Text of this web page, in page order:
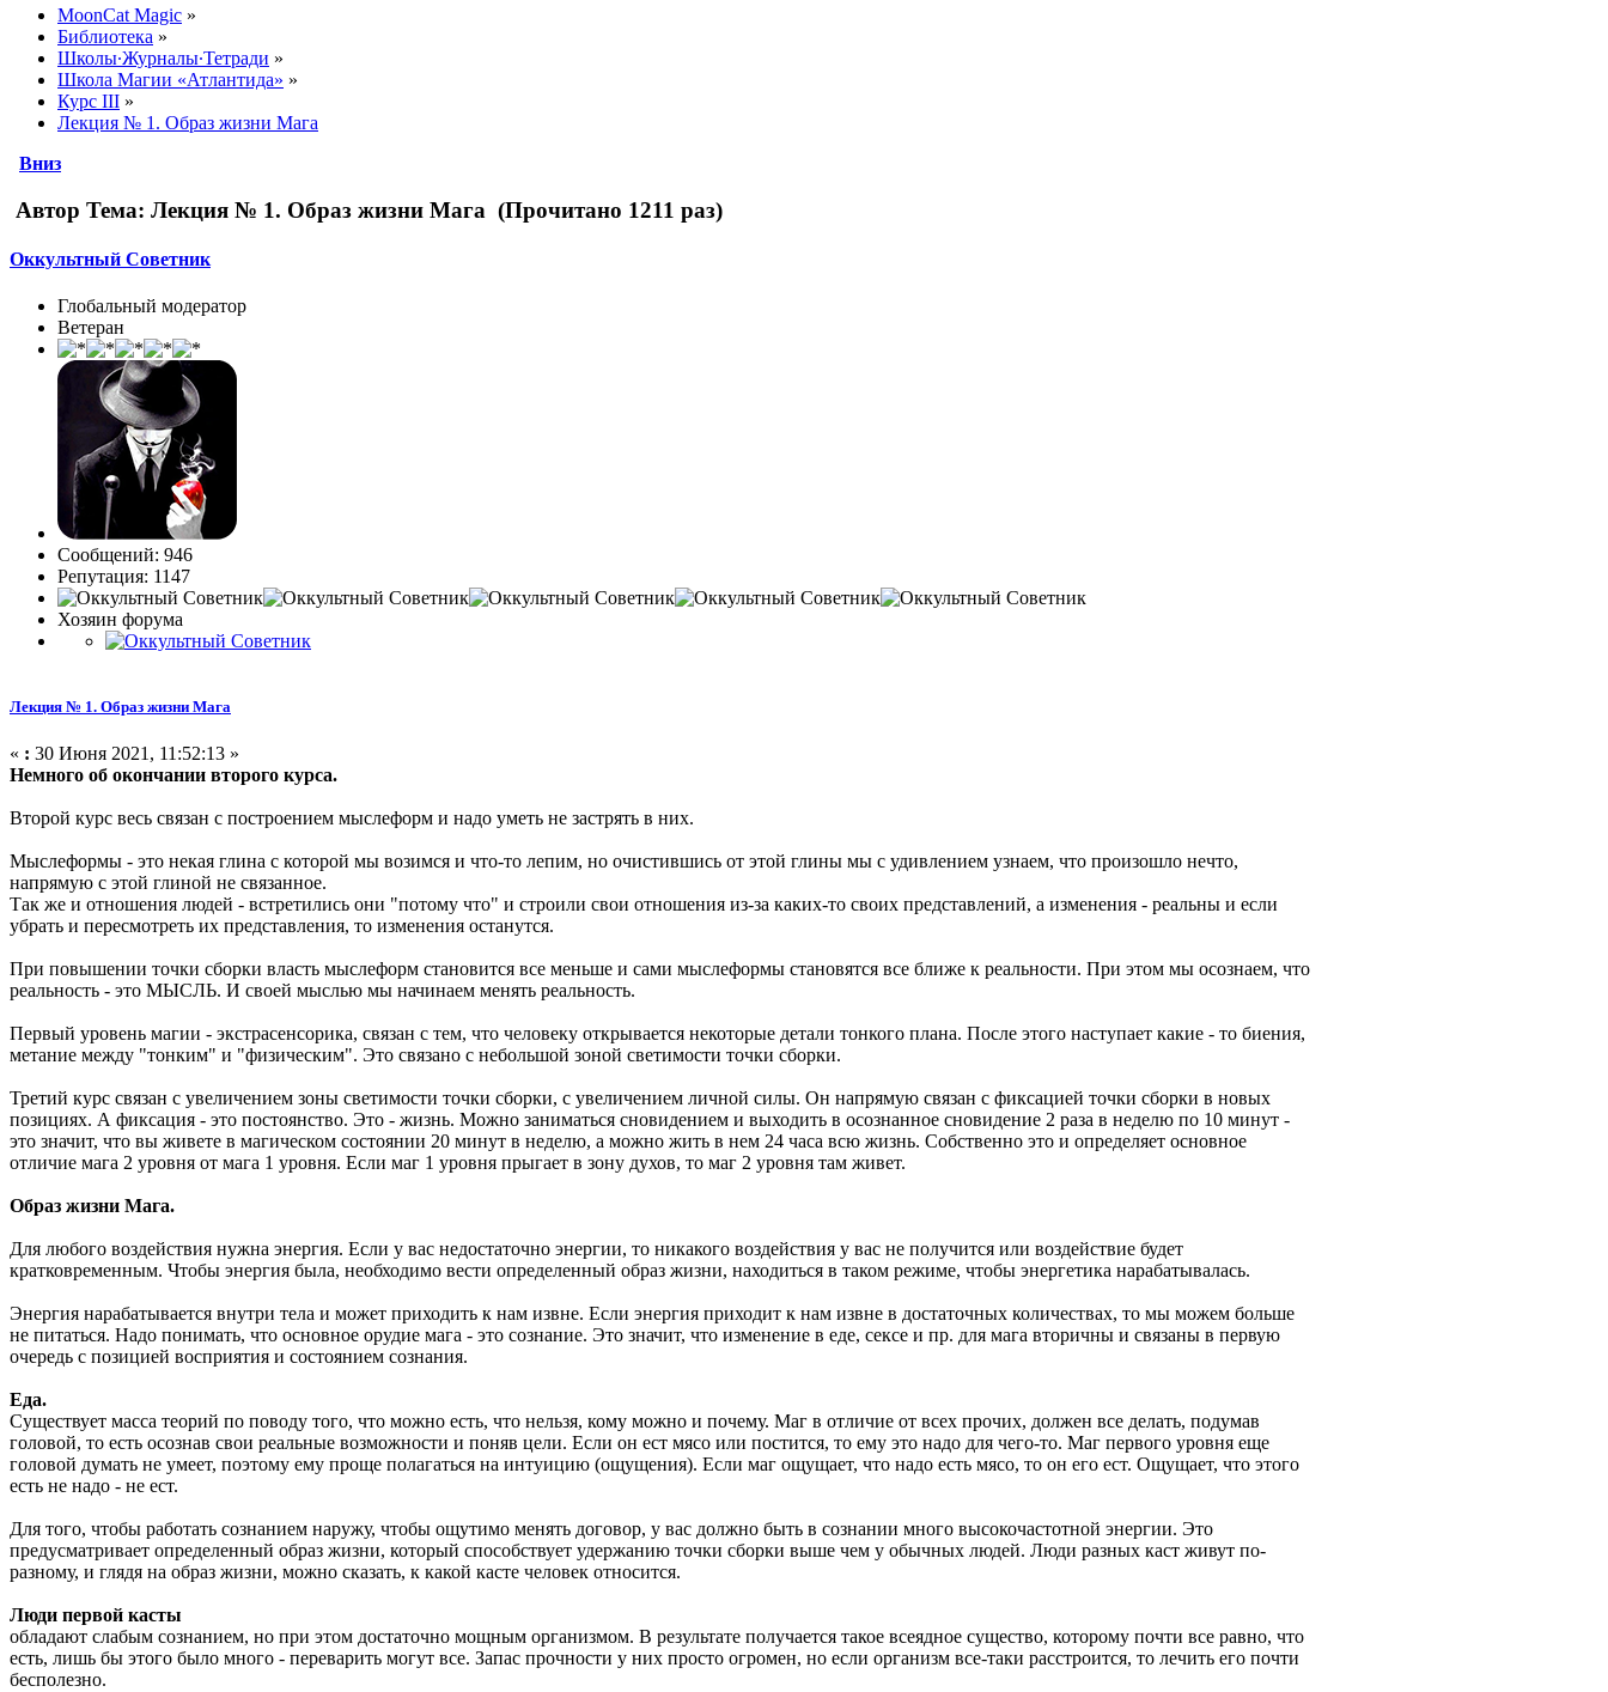
MoonCat Magic »
Библиотека »
Школы∙Журналы∙Тетради »
Школа Магии «Атлантида» »
Курс III »
Лекция № 1. Образ жизни Мага
Вниз
Автор Тема: Лекция № 1. Образ жизни Мага (Прочитано 1211 раз)
Оккультный Советник
Глобальный модератор
Ветеран
Сообщений: 946
Репутация: 1147
Хозяин форума
Лекция № 1. Образ жизни Мага
« : 30 Июня 2021, 11:52:13 »
Немного об окончании второго курса.
Второй курс весь связан с построением мыслеформ и надо уметь не застрять в них.
Мыслеформы - это некая глина с которой мы возимся и что-то лепим, но очистившись от этой глины мы с удивлением узнаем, что произошло нечто,
напрямую с этой глиной не связанное.
Так же и отношения людей - встретились они "потому что" и строили свои отношения из-за каких-то своих представлений, а изменения - реальны и если
убрать и пересмотреть их представления, то изменения останутся.
При повышении точки сборки власть мыслеформ становится все меньше и сами мыслеформы становятся все ближе к реальности. При этом мы осознаем, что
реальность - это МЫСЛЬ. И своей мыслью мы начинаем менять реальность.
Первый уровень магии - экстрасенсорика, связан с тем, что человеку открывается некоторые детали тонкого плана. После этого наступает какие - то биения,
метание между "тонким" и "физическим". Это связано с небольшой зоной светимости точки сборки.
Третий курс связан с увеличением зоны светимости точки сборки, с увеличением личной силы. Он напрямую связан с фиксацией точки сборки в новых
позициях. А фиксация - это постоянство. Это - жизнь. Можно заниматься сновидением и выходить в осознанное сновидение 2 раза в неделю по 10 минут -
это значит, что вы живете в магическом состоянии 20 минут в неделю, а можно жить в нем 24 часа всю жизнь. Собственно это и определяет основное
отличие мага 2 уровня от мага 1 уровня. Если маг 1 уровня прыгает в зону духов, то маг 2 уровня там живет.
Образ жизни Мага.
Для любого воздействия нужна энергия. Если у вас недостаточно энергии, то никакого воздействия у вас не получится или воздействие будет
кратковременным. Чтобы энергия была, необходимо вести определенный образ жизни, находиться в таком режиме, чтобы энергетика нарабатывалась.
Энергия нарабатывается внутри тела и может приходить к нам извне. Если энергия приходит к нам извне в достаточных количествах, то мы можем больше
не питаться. Надо понимать, что основное орудие мага - это сознание. Это значит, что изменение в еде, сексе и пр. для мага вторичны и связаны в первую
очередь с позицией восприятия и состоянием сознания.
Еда.
Существует масса теорий по поводу того, что можно есть, что нельзя, кому можно и почему. Маг в отличие от всех прочих, должен все делать, подумав
головой, то есть осознав свои реальные возможности и поняв цели. Если он ест мясо или постится, то ему это надо для чего-то. Маг первого уровня еще
головой думать не умеет, поэтому ему проще полагаться на интуицию (ощущения). Если маг ощущает, что надо есть мясо, то он его ест. Ощущает, что этого
есть не надо - не ест.
Для того, чтобы работать сознанием наружу, чтобы ощутимо менять договор, у вас должно быть в сознании много высокочастотной энергии. Это
предусматривает определенный образ жизни, который способствует удержанию точки сборки выше чем у обычных людей. Люди разных каст живут по-
разному, и глядя на образ жизни, можно сказать, к какой касте человек относится.
Люди первой касты
обладают слабым сознанием, но при этом достаточно мощным организмом. В результате получается такое всеядное существо, которому почти все равно, что
есть, лишь бы этого было много - переварить могут все. Запас прочности у них просто огромен, но если организм все-таки расстроится, то лечить его почти
бесполезно.